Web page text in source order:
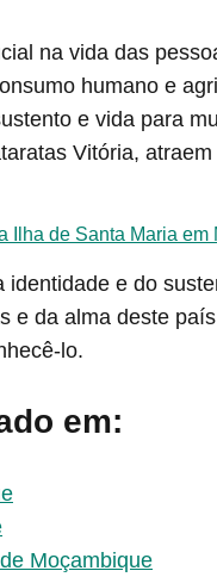
na vida das
humano e
e vida para
Vitória,
Ilha de Santa Maria em
identidade e do
e da alma deste
lo.
em:
Moçambique